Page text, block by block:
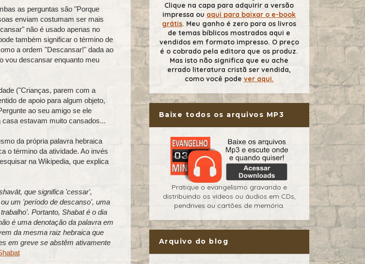
as perguntas são "Porque
enviam costumam ser mais
não é usado apenas no
também significar o término de
a ordem "Descansar!" dada ao
vou descansar enquanto meu
("Crianças, parem com a
de apoio para algum objeto,
ao seu amigo se ele
estavam muito cansados...
da própria palavra hebraica
o término da atividade. Ao invés
na Wikipedia, que explica
um 'período de descanso', uma
Portanto, Shabat é o dia
é uma denotação da palavra em
da mesma raiz hebraica que
em greve se abstêm ativamente
Clique na capa para adquirir a versão
impressa ou aqui para baixar o e-book
grátis. Meu ganho é zero para os livros
de temas bíblicos mostrados aqui e
vendidos em formato impresso. O preço
é o cobrado pela editora que os produz.
Mas isto não significa que eu ache
errado literatura cristã ser vendida,
como você pode ver aqui.
Baixe todos os arquivos MP3
Pratique o evangelismo gravando e
distribuindo os vídeos ou áudios em CDs,
pendrives ou cartões de memória.
Arquivo do blog